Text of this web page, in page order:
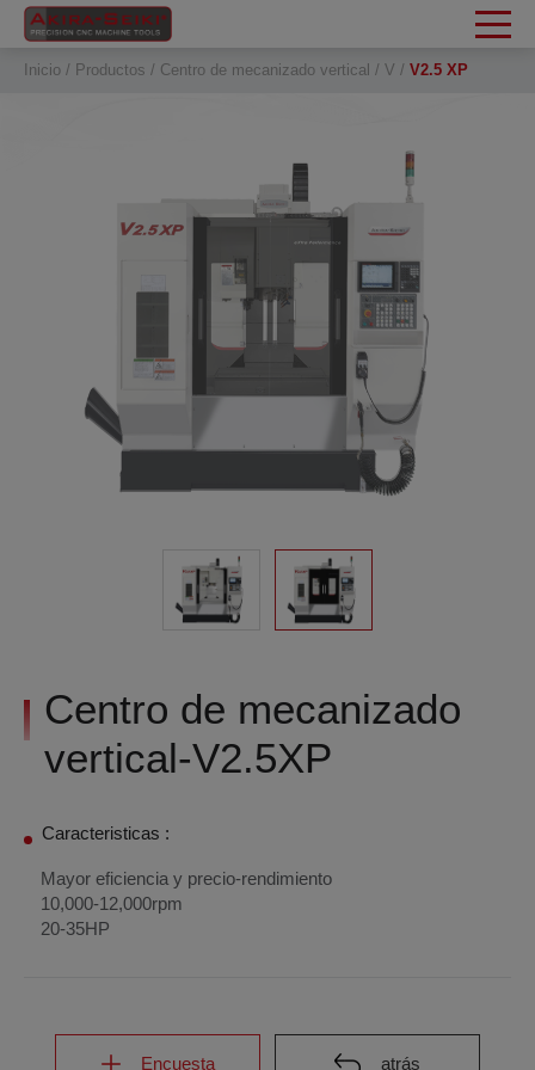
Inicio Productos Centro de mecanizado vertical V V2.5 XP
Centro de mecanizado
vertical-V2.5XP
Caracteristicas :
Mayor eficiencia y precio-rendimiento
10,000-12,000rpm
20-35HP
Encuesta atrás
Panel de gestión de cookies